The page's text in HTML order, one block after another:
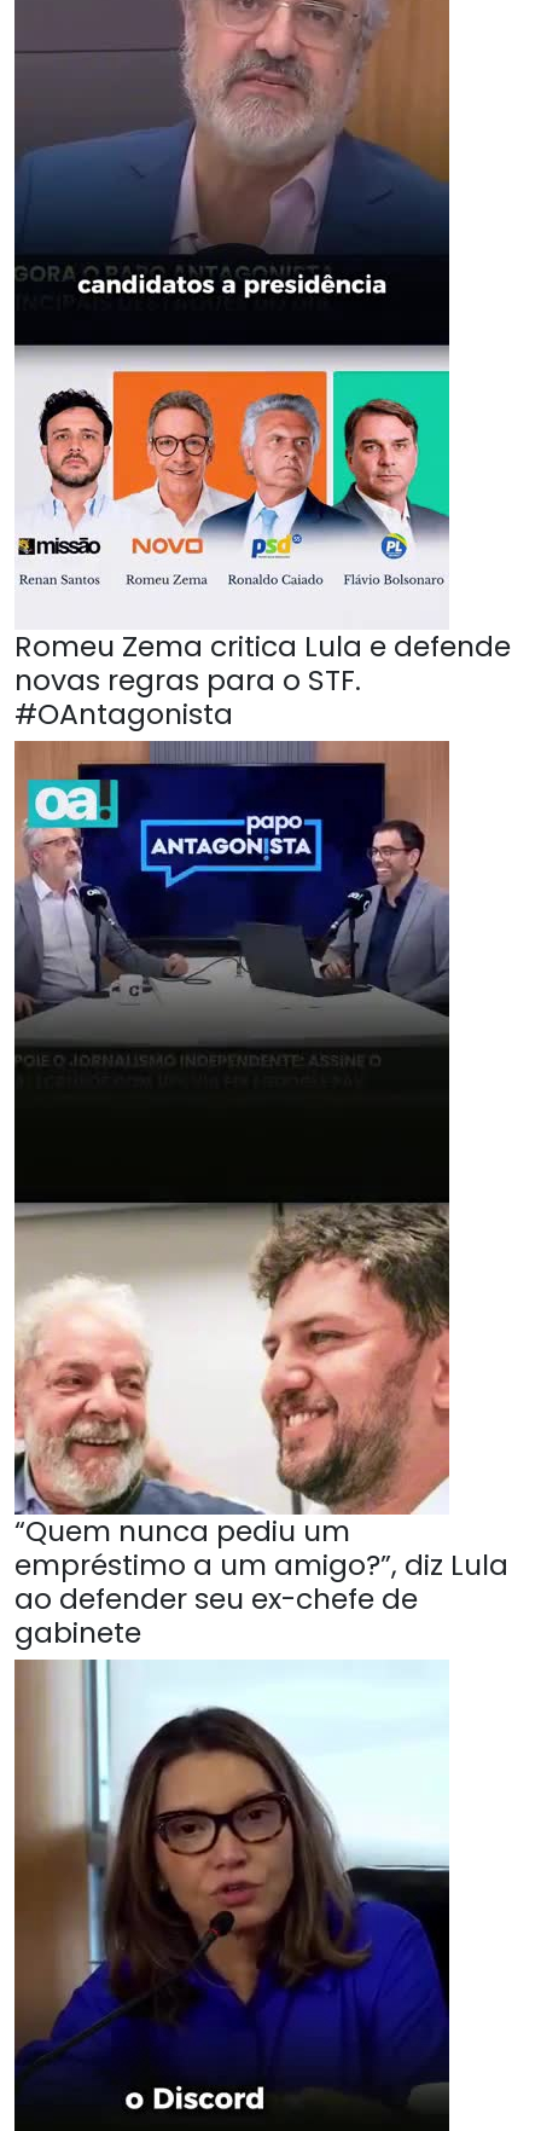
Romeu Zema critica Lula e defende
novas regras para o STF.
#OAntagonista
“Quem nunca pediu um
empréstimo a um amigo?”, diz Lula
ao defender seu ex-chefe de
gabinete